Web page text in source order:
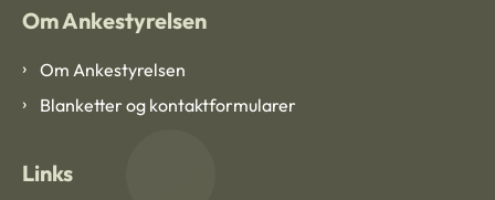
Om Ankestyrelsen
Om Ankestyrelsen
Blanketter og kontaktformularer
Links